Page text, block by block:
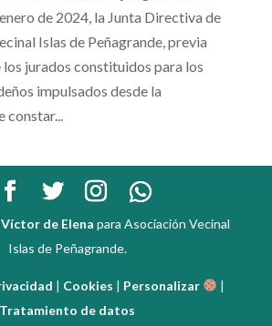
de 2024, la Junta Directiva de
Islas de Peñagrande, previa
jurados constituidos para los
impulsados desde la
constar...
Víctor de Elena para Asociación Vecinal
Islas de Peñagrande.
| Cookies | Personalizar
|
Tratamiento de datos